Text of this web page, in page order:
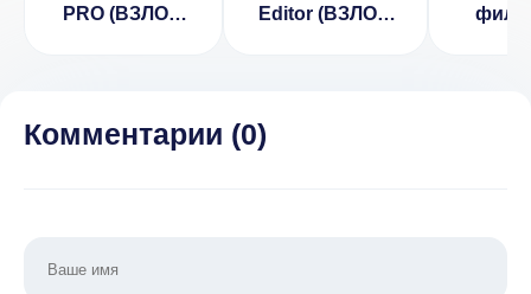
PRO (ВЗЛОМ
Editor (ВЗЛОМ
Комментарии (0)